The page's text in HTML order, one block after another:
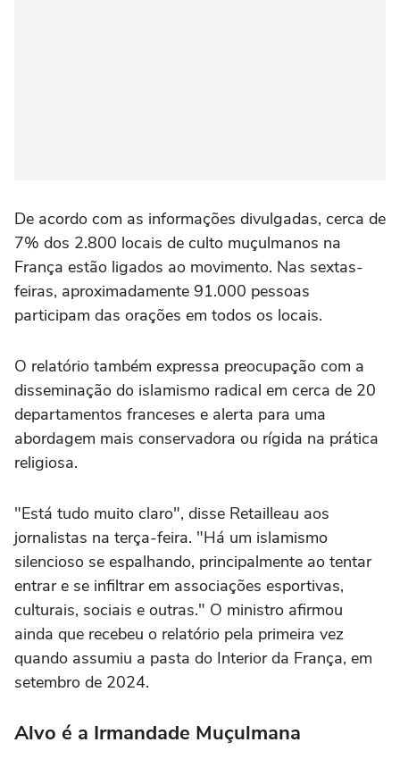
De acordo com as informações divulgadas, cerca de
7% dos 2.800 locais de culto muçulmanos na
França estão ligados ao movimento. Nas sextas-
feiras, aproximadamente 91.000 pessoas
participam das orações em todos os locais.
O relatório também expressa preocupação com a
disseminação do islamismo radical em cerca de 20
departamentos franceses e alerta para uma
abordagem mais conservadora ou rígida na prática
religiosa.
"Está tudo muito claro", disse Retailleau aos
jornalistas na terça-feira. "Há um islamismo
silencioso se espalhando, principalmente ao tentar
entrar e se infiltrar em associações esportivas,
culturais, sociais e outras." O ministro afirmou
ainda que recebeu o relatório pela primeira vez
quando assumiu a pasta do Interior da França, em
setembro de 2024.
Alvo é a Irmandade Muçulmana